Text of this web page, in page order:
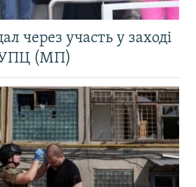
через участь у заході
УПЦ (МП)